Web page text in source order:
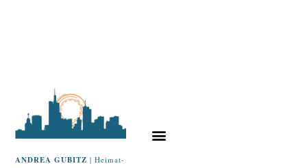
ANDREA GUBITZ | Heimat-